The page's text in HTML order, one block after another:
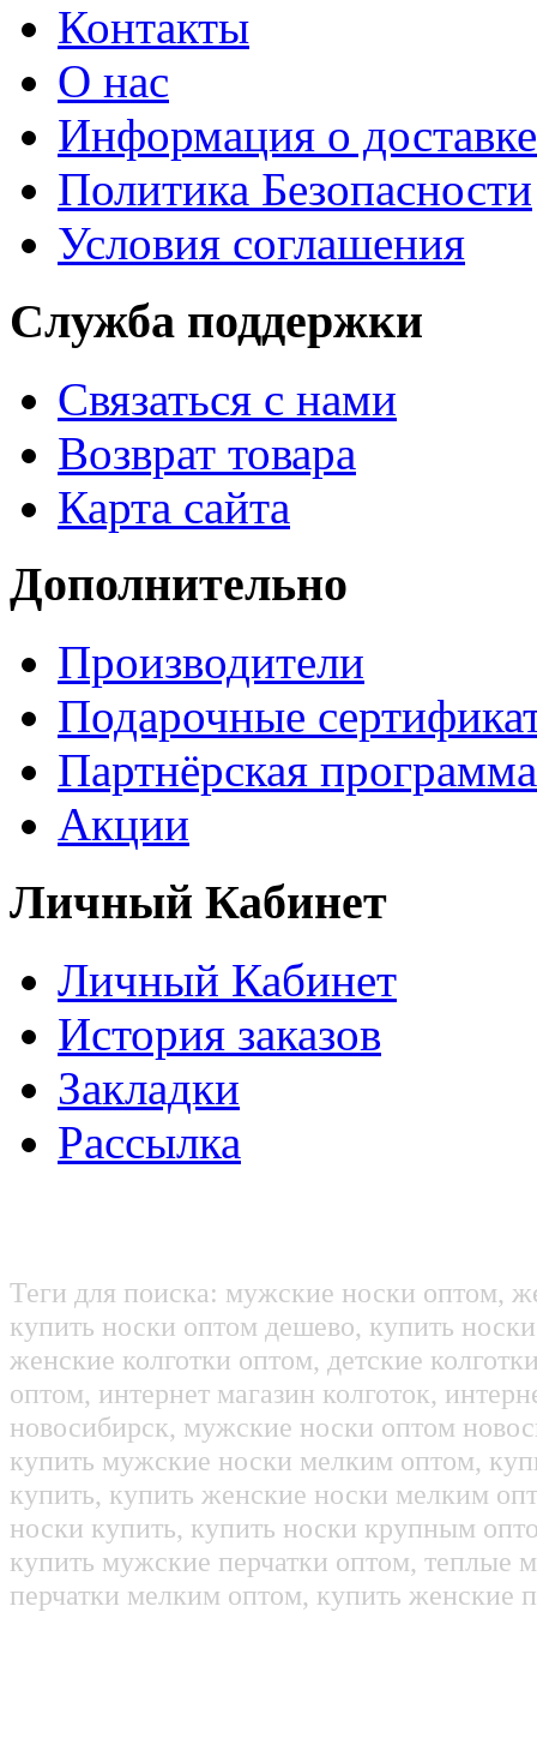
Контакты
О нас
Информация о доставке
Политика Безопасности
Условия соглашения
Служба поддержки
Связаться с нами
Возврат товара
Карта сайта
Дополнительно
Производители
Подарочные
Партнёрская программа
Акции
Личный Кабинет
Личный Кабинет
История заказов
Закладки
Рассылка
Теги для поиска: мужские носки оптом,
купить носки оптом дешево, купить
женские колготки оптом, детские
оптом, интернет магазин колготок,
новосибирск, мужские носки оптом
купить мужские носки мелким оптом,
купить, купить женские носки мелким
носки купить, купить носки крупным
купить мужские перчатки оптом, теплые
перчатки мелким оптом, купить женские